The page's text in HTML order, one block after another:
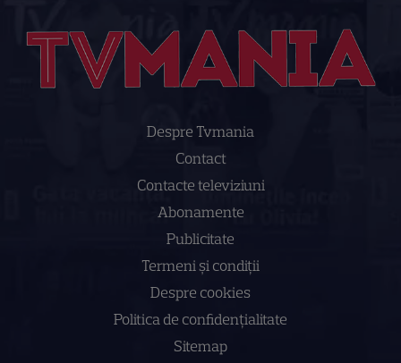
Despre Tvmania
Contact
Contacte televiziuni
Abonamente
Publicitate
Termeni și condiții
Despre cookies
Politica de confidenţialitate
Sitemap